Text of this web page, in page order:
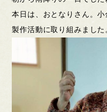
本日は、おとなりさん。小
製作活動に取り組みました